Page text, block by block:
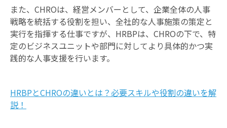
また、CHROは、経営メンバーとして、企業全体の人事
戦略を統括する役割を担い、全社的な人事施策の策定と
実行を指揮する仕事ですが、HRBPは、CHROの下で、特
定のビジネスユニットや部門に対してより具体的かつ実
践的な人事支援を行います。
HRBPとCHROの違いとは？必要スキルや役割の違いを解
説！